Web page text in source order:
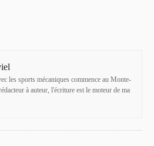
les sports mécaniques commence au Monte-
à auteur, l'écriture est le moteur de ma